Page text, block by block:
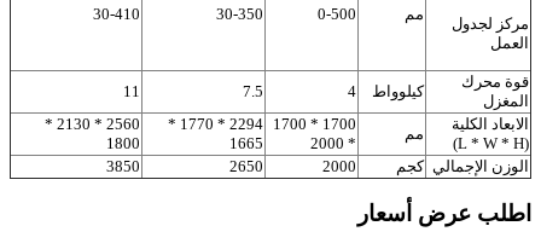
مركز لجدول
العمل
مم 0-500
30-350
30-410
قوة محرك
المغزل
كيلوواط 7.5
11
الابعاد الكلية
مم
1700 * 1700
2294 * 1770 *
1665
2560 * 2130 *
1800
الوزن الإجمالي كجم 2000
2650
3850
عرض أسعار